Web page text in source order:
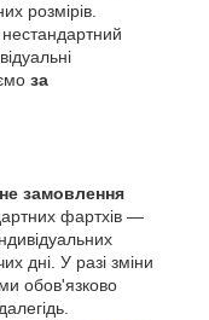
розмірів.
за
замовлення
фартхів —
дні. У разі зміни
обов'язково